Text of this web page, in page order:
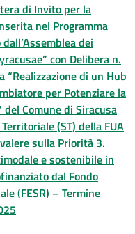
di Invito per la
nel Programma
dei
con Delibera n.
di un Hub
per Potenziare la
Comune di Siracusa
(ST) della FUA
sulla Priorità 3.
e sostenibile in
dal Fondo
(FESR) – Termine